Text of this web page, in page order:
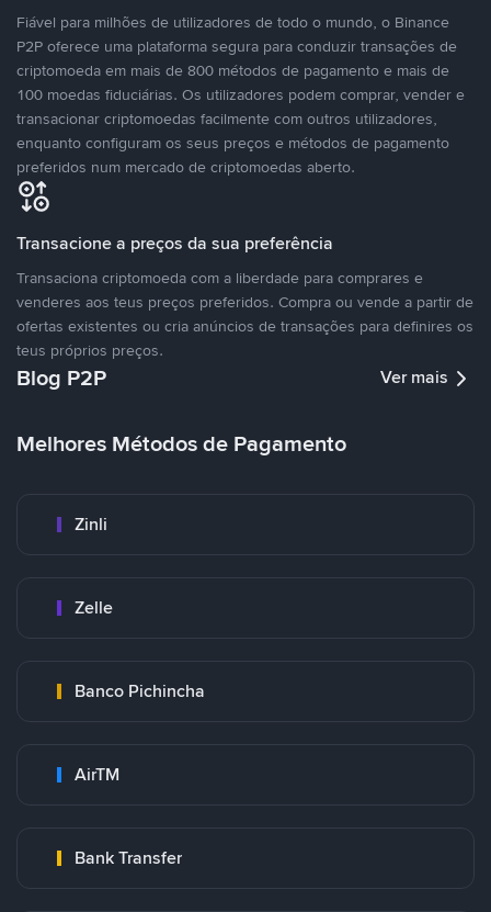
Fiável para milhões de utilizadores de todo o mundo, o Binance
P2P oferece uma plataforma segura para conduzir transações de
criptomoeda em mais de 800 métodos de pagamento e mais de
100 moedas fiduciárias. Os utilizadores podem comprar, vender e
transacionar criptomoedas facilmente com outros utilizadores,
enquanto configuram os seus preços e métodos de pagamento
preferidos num mercado de criptomoedas aberto.
Transacione a preços da sua preferência
Transaciona criptomoeda com a liberdade para comprares e
venderes aos teus preços preferidos. Compra ou vende a partir de
ofertas existentes ou cria anúncios de transações para definires os
teus próprios preços.
Blog P2P Ver mais
Melhores Métodos de Pagamento
Zinli
Zelle
Banco Pichincha
AirTM
Bank Transfer